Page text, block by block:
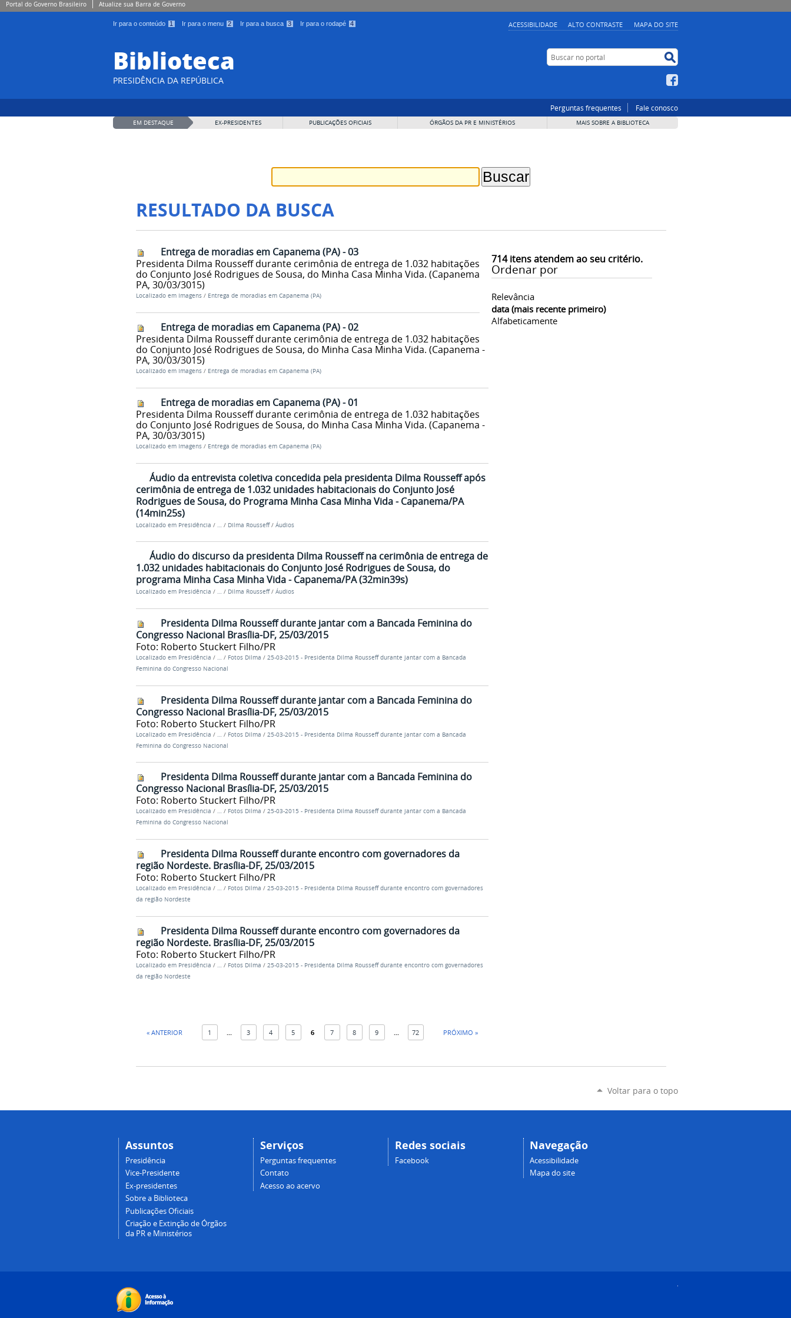
Portal do Governo Brasileiro Atualize sua Barra de Governo
Ir para o conteúdo 1 Ir para o menu 2 Ir para a busca 3 Ir para o rodapé 4 ACESSIBILIDADE ALTO CONTRASTE MAPA DO SITE
Biblioteca
PRESIDÊNCIA DA REPÚBLICA
Buscar no portal
Perguntas frequentes Fale conosco
EM DESTAQUE EX-PRESIDENTES PUBLICAÇÕES OFICIAIS ÓRGÃOS DA PR E MINISTÉRIOS MAIS SOBRE A BIBLIOTECA
RESULTADO DA BUSCA
714itens atendem ao seu critério.
Ordenar por
Relevância
data (mais recente primeiro)
Alfabeticamente
Entrega de moradias em Capanema (PA) - 03
Presidenta Dilma Rousseff durante cerimônia de entrega de 1.032 habitações
do Conjunto José Rodrigues de Sousa, do Minha Casa Minha Vida. (Capanema -
PA, 30/03/3015)
Localizado em Imagens / Entrega de moradias em Capanema (PA)
Entrega de moradias em Capanema (PA) - 02
Presidenta Dilma Rousseff durante cerimônia de entrega de 1.032 habitações
do Conjunto José Rodrigues de Sousa, do Minha Casa Minha Vida. (Capanema -
PA, 30/03/3015)
Localizado em Imagens / Entrega de moradias em Capanema (PA)
Entrega de moradias em Capanema (PA) - 01
Presidenta Dilma Rousseff durante cerimônia de entrega de 1.032 habitações
do Conjunto José Rodrigues de Sousa, do Minha Casa Minha Vida. (Capanema -
PA, 30/03/3015)
Localizado em Imagens / Entrega de moradias em Capanema (PA)
Áudio da entrevista coletiva concedida pela presidenta Dilma Rousseff após
cerimônia de entrega de 1.032 unidades habitacionais do Conjunto José
Rodrigues de Sousa, do Programa Minha Casa Minha Vida - Capanema/PA
(14min25s)
Localizado em Presidência / / Dilma Rousseff / Áudios
Áudio do discurso da presidenta Dilma Rousseff na cerimônia de entrega de
1.032 unidades habitacionais do Conjunto José Rodrigues de Sousa, do
programa Minha Casa Minha Vida - Capanema/PA (32min39s)
Localizado em Presidência / … / Dilma Rousseff / Áudios
Presidenta Dilma Rousseff durante jantar com a Bancada Feminina do
Congresso Nacional Brasília-DF, 25/03/2015
Foto: Roberto Stuckert Filho/PR
Localizado em Presidência / … / Fotos Dilma / 25-03-2015 - Presidenta Dilma Rousseff durante jantar com a Bancada
Feminina do Congresso Nacional
Presidenta Dilma Rousseff durante jantar com a Bancada Feminina do
Congresso Nacional Brasília-DF, 25/03/2015
Foto: Roberto Stuckert Filho/PR
Localizado em Presidência / … / Fotos Dilma / 25-03-2015 - Presidenta Dilma Rousseff durante jantar com a Bancada
Feminina do Congresso Nacional
Presidenta Dilma Rousseff durante jantar com a Bancada Feminina do
Congresso Nacional Brasília-DF, 25/03/2015
Foto: Roberto Stuckert Filho/PR
Localizado em Presidência / … / Fotos Dilma / 25-03-2015 - Presidenta Dilma Rousseff durante jantar com a Bancada
Feminina do Congresso Nacional
Presidenta Dilma Rousseff durante encontro com governadores da
região Nordeste. Brasília-DF, 25/03/2015
Foto: Roberto Stuckert Filho/PR
Localizado em Presidência / … / Fotos Dilma / 25-03-2015 - Presidenta Dilma Rousseff durante encontro com governadores
da região Nordeste
Presidenta Dilma Rousseff durante encontro com governadores da
região Nordeste. Brasília-DF, 25/03/2015
Foto: Roberto Stuckert Filho/PR
Localizado em Presidência / … / Fotos Dilma / 25-03-2015 - Presidenta Dilma Rousseff durante encontro com governadores
da região Nordeste
« ANTERIOR 1 3 4 5 6 7 8 9 72 PRÓXIMO »
Voltar para o topo
Assuntos
Presidência
Vice-Presidente
Ex-presidentes
Sobre a Biblioteca
Publicações Oficiais
Criação e Extinção de Órgãos
da PR e Ministérios
Serviços
Perguntas frequentes
Contato
Acesso ao acervo
Redes sociais
Facebook
Navegação
Acessibilidade
Mapa do site